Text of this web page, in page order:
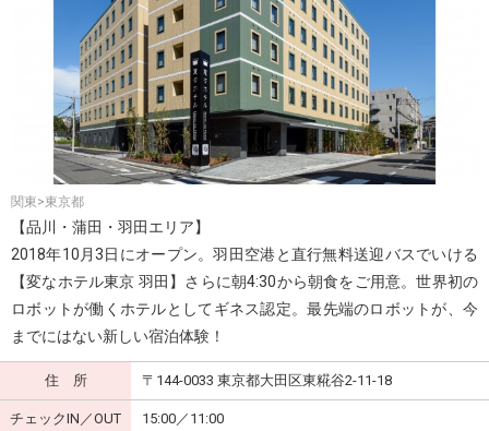
関東>東京都
【品川・蒲田・羽田エリア】
2018年10月3日にオープン。羽田空港と直行無料送迎バスでいける
【変なホテル東京 羽田】さらに朝4:30から朝食をご用意。世界初の
ロボットが働くホテルとしてギネス認定。最先端のロボットが、今
までにはない新しい宿泊体験！
住 所 〒144-0033 東京都大田区東糀谷2-11-18
チェックIN／OUT 15:00／11:00